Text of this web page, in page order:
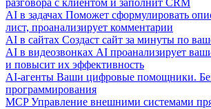
разговора с клиентом и заполнит CRM
AI в задачах Поможет сформулировать
лист, проанализирует комментарии
AI в сайтах Создаст сайт за минуты по
AI в видеозвонках AI проанализирует
и повысит их эффективность
AI-агенты Ваши цифровые помощники.
программирования
MCP Управление внешними системами